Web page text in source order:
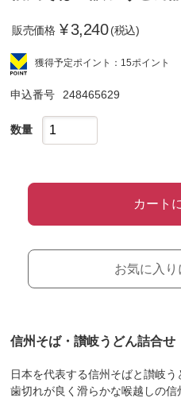
販売価格 ¥3,240 (税込)
獲得予定ポイント：15ポイント
申込番号 248465629
数量
カート
お気に入り
信州そば・讃岐うどん詰合せ
日本を代表する信州そばと讃岐う
歯切れが良く滑らかな喉越しの